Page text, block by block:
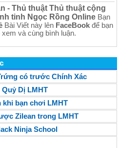
- Thủ thuật Thủ thuật cộng
tinh Ngọc Rồng Online Bạn
Bài Viết này lên FaceBook để bạn
xem và cùng bình luận.
có trước Chính Xác
Dị LMHT
bạn chơi LMHT
Zilean trong LMHT
Ninja School